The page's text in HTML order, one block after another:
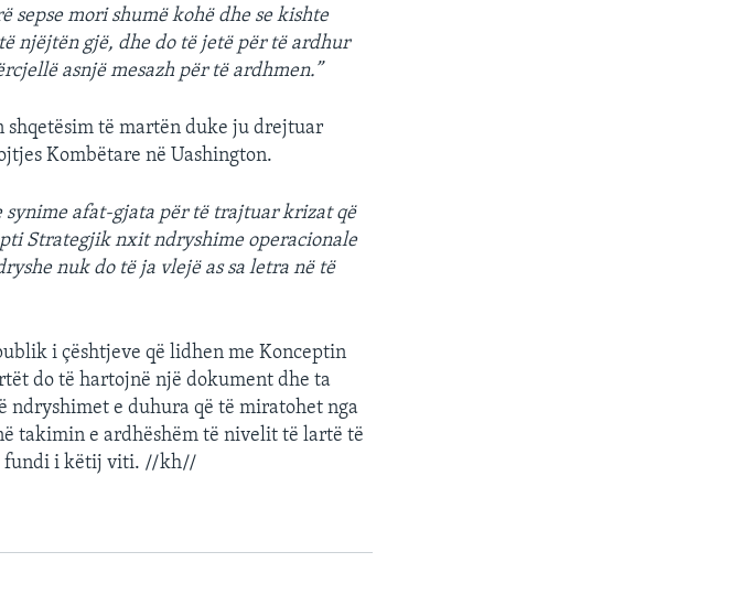
sepse mori shumë kohë dhe se kishte
njëjtën gjë, dhe do të jetë për të ardhur
asnjë mesazh për të ardhmen.”
shqetësim të martën duke ju drejtuar
Kombëtare në Uashington.
synime afat-gjata për të trajtuar krizat që
Strategjik nxit ndryshime operacionale
nuk do të ja vlejë as sa letra në të
i çështjeve që lidhen me Konceptin
do të hartojnë një dokument dhe ta
ndryshimet e duhura që të miratohet nga
takimin e ardhëshëm të nivelit të lartë të
fundi i këtij viti. //kh//